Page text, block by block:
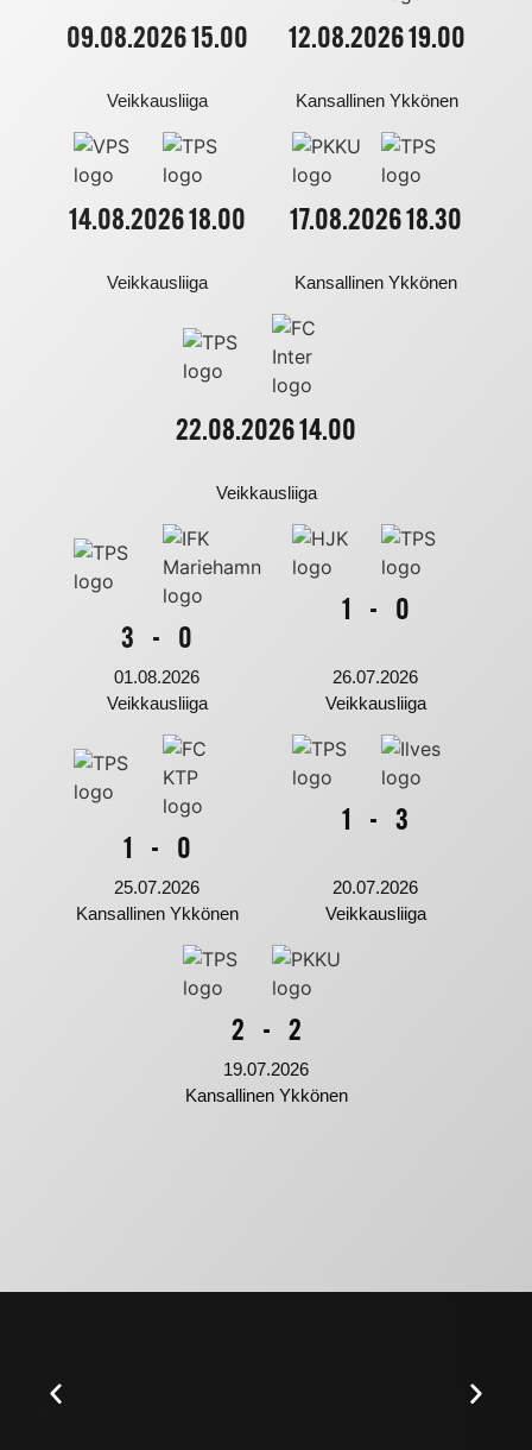
09.08.2026 15.00
Veikkausliiga
12.08.2026 19.00
Kansallinen Ykkönen
14.08.2026 18.00
Veikkausliiga
17.08.2026 18.30
Kansallinen Ykkönen
22.08.2026 14.00
Veikkausliiga
3 - 0
01.08.2026
Veikkausliiga
1 - 0
26.07.2026
Veikkausliiga
1 - 0
25.07.2026
Kansallinen Ykkönen
1 - 3
20.07.2026
Veikkausliiga
2 - 2
19.07.2026
Kansallinen Ykkönen